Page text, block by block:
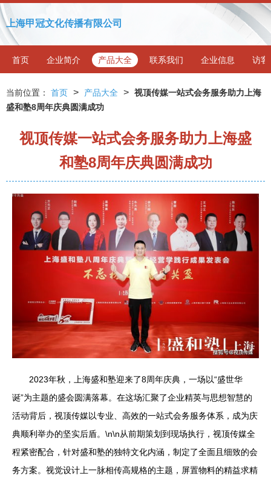
上海甲冠文化传播有限公司
首页 企业简介 产品大全 联系我们 企业信息 访客
当前位置： 首页 > 产品大全 > 视顶传媒一站式会务服务助力上海
盛和塾8周年庆典圆满成功
视顶传媒一站式会务服务助力上海盛
和塾8周年庆典圆满成功
2023年秋，上海盛和塾迎来了8周年庆典，一场以“盛世华
诞”为主题的盛会圆满落幕。在这场汇聚了企业精英与思想智慧的
活动背后，视顶传媒以专业、高效的一站式会务服务体系，成为庆
典顺利举办的坚实后盾。\n\n从前期策划到现场执行，视顶传媒全
程紧密配合，针对盛和塾的独特文化内涵，制定了全面且细致的会
务方案。视觉设计上一脉相传高规格的主题，屏置物料的精益求精